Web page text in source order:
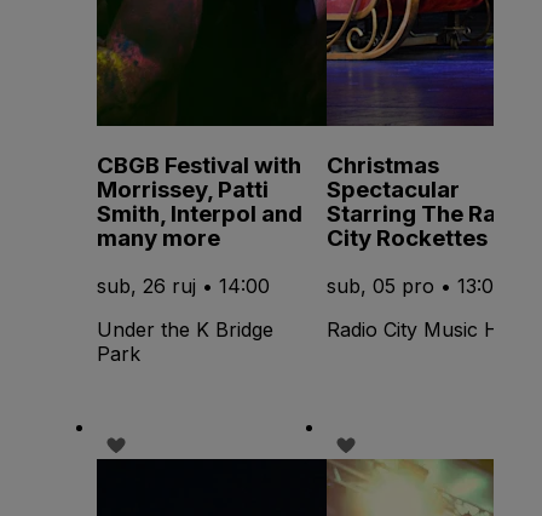
CBGB Festival with
Morrissey, Patti
Smith, Interpol and
many more
sub, 26 ruj • 14:00
Under the K Bridge
Park
Christmas
Spectacular
Starring The Radio
City Rockettes
sub, 05 pro • 13:00
Radio City Music Hall